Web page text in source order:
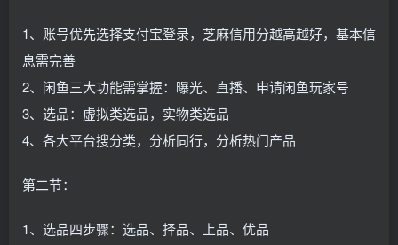
1、账号优先选择支付宝登录，芝麻信用分越高越好，基本信
息需完善
2、闲鱼三大功能需掌握：曝光、直播、申请闲鱼玩家号
3、选品：虚拟类选品，实物类选品
4、各大平台搜分类，分析同行，分析热门产品
第二节：
1、选品四步骤：选品、择品、上品、优品